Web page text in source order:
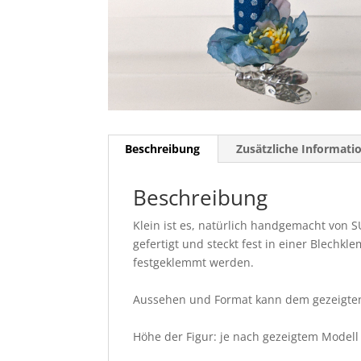
Beschreibung Zusätzliche
Beschreibung
Klein ist es, natürlich handgemacht von
gefertigt und steckt fest in einer
festgeklemmt werden.
Aussehen und Format kann dem
Höhe der Figur: je nach gezeigtem